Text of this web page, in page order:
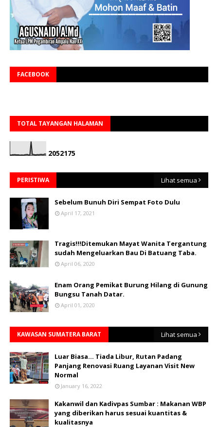
FACEBOOK
TOTAL TAYANGAN HALAMAN
2052175
PERISTIWA Lihat semua
Sebelum Bunuh Diri Sempat Foto Dulu
April 17, 2021
Tragis!!!Ditemukan Mayat Wanita Tergantung
sudah Mengeluarkan Bau Di Batuang Taba.
April 06, 2020
Enam Orang Pemikat Burung Hilang di Gunung
Bungsu Tanah Datar.
April 01, 2020
KAWASAN SUMATERA BARAT Lihat semua
Luar Biasa... Tiada Libur, Rutan Padang
Panjang Renovasi Ruang Layanan Visit New
Normal
January 16, 2022
Kakanwil dan Kadivpas Sumbar : Makanan WBP
yang diberikan harus sesuai kuantitas &
kualitasnya